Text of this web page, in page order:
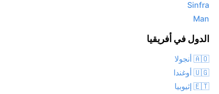
Sinfra
Man
الدول في أفريقيا
🇦🇴 أنجولا
🇺🇬 أوغندا
🇪🇹 إثيوبيا